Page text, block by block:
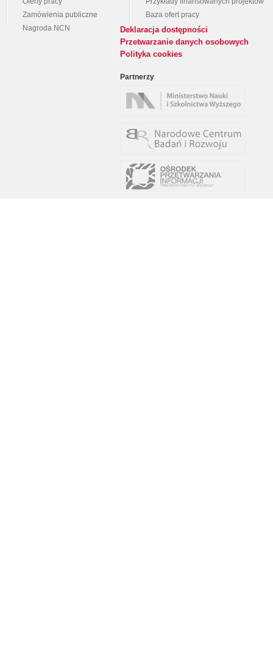
Zamówienia publiczne
Nagroda NCN
Baza ofert pracy
Deklaracja dostępności
Przetwarzanie danych osobowych
Polityka cookies
Partnerzy